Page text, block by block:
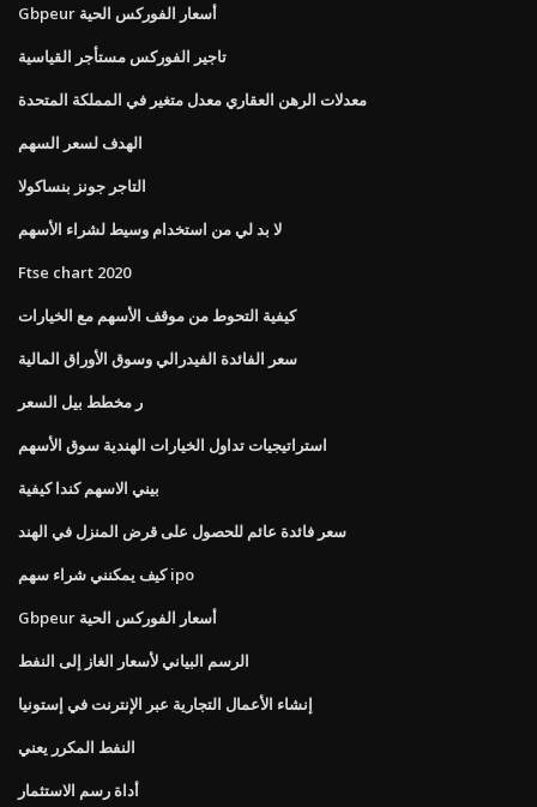
Gbpeur أسعار الفوركس الحية
تاجير الفوركس مستأجر القياسية
معدلات الرهن العقاري معدل متغير في المملكة المتحدة
الهدف لسعر السهم
التاجر جونز بنساكولا
لا بد لي من استخدام وسيط لشراء الأسهم
Ftse chart 2020
كيفية التحوط من موقف الأسهم مع الخيارات
سعر الفائدة الفيدرالي وسوق الأوراق المالية
ر مخطط بيل السعر
استراتيجيات تداول الخيارات الهندية سوق الأسهم
بيني الاسهم كندا كيفية
سعر فائدة عائم للحصول على قرض المنزل في الهند
كيف يمكنني شراء سهم ipo
Gbpeur أسعار الفوركس الحية
الرسم البياني لأسعار الغاز إلى النفط
إنشاء الأعمال التجارية عبر الإنترنت في إستونيا
النفط المكرر يعني
أداة رسم الاستثمار